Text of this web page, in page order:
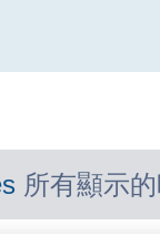
所有顯示